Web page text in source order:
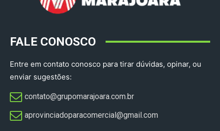
FALE CONOSCO
Entre em contato conosco para tirar dúvidas, opinar, ou
enviar sugestões:
contato@grupomarajoara.com.br
aprovinciadoparacomercial@gmail.com​